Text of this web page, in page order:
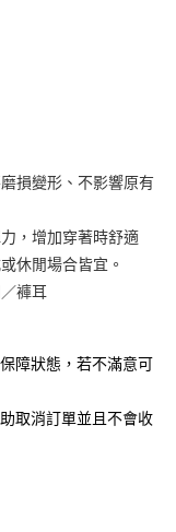
行
業銀行
業銀行
銀行
行
業銀行
行
灣）商業銀行
業銀行
行
業銀行
商業銀行
行
行
商業銀行
銀行
）商業銀行
損變形、不影響原有
，增加穿著時舒適
休閒場合皆宜。
褲耳
障狀態，若不滿意可
取消訂單並且不會收